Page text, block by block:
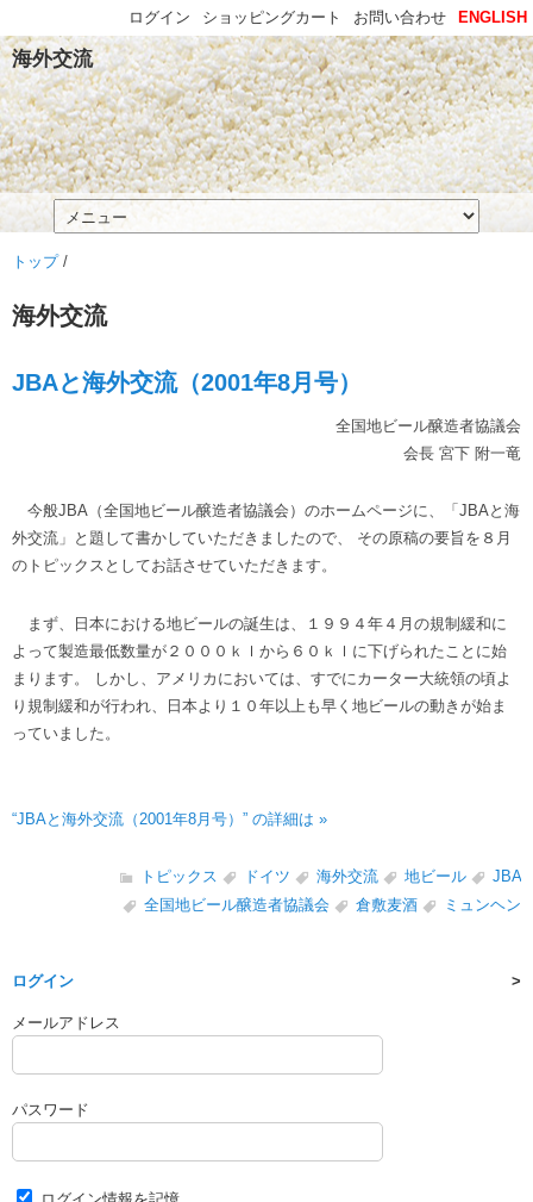
海外交流
トップ/
海外交流
JBAと海外交流（2001年8月号）
全国地ビール醸造者協議会
会長 宮下 附一竜
今般JBA（全国地ビール醸造者協議会）のホームページに、「JBAと海
外交流」と題して書かしていただきましたので、 その原稿の要旨を８月
のトピックスとしてお話させていただきます。
まず、日本における地ビールの誕生は、１９９４年４月の規制緩和に
よって製造最低数量が２０００ｋｌから６０ｋｌに下げられたことに始
まります。 しかし、アメリカにおいては、すでにカーター大統領の頃よ
り規制緩和が行われ、日本より１０年以上も早く地ビールの動きが始ま
っていました。
“JBAと海外交流（2001年8月号）” の詳細は »
トピックス ドイツ 海外交流 地ビール
JBA
全国地ビール醸造者協議会
倉敷麦酒 ミュンヘン
ログイン
メールアドレス
パスワード
ENGLISH
お問い合わせ
ショッピングカート
ログイン